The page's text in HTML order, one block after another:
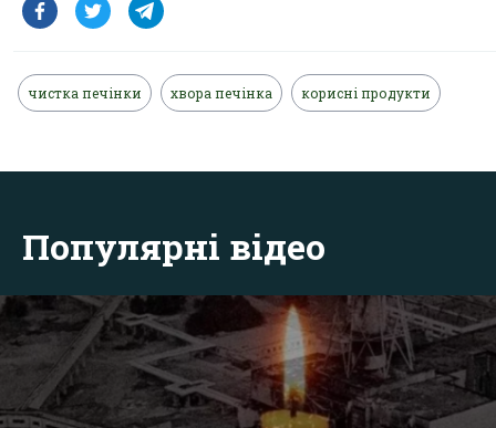
чистка печінки хвора печінка корисні продукти
Популярні відео